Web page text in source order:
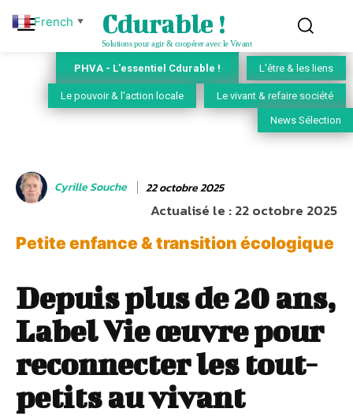
Cdurable !
Solutions pour agir & coopérer avec le Vivant
PHVA - L'essentiel Cdurable ! L'être & les liens
Le pouvoir & l'action locale Le vivant & refaire société
News Sélection
Cyrille Souche 22 octobre 2025
Actualisé le :22 octobre 2025
Petite enfance & transition écologique
Depuis plus de 20 ans,
Label Vie œuvre pour
reconnecter les tout-
petits au vivant
French ▼